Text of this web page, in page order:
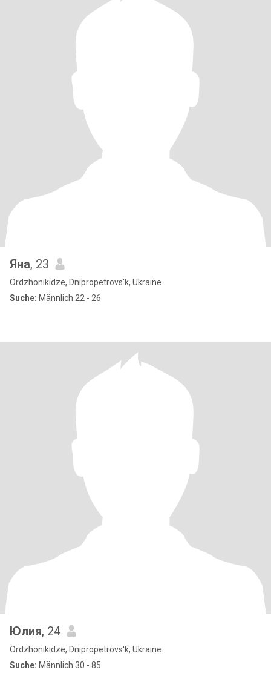
Яна, 23
Ordzhonikidze, Dnipropetrovs'k, Ukraine
Suche: Männlich 22 - 26
Юлия, 24
Ordzhonikidze, Dnipropetrovs'k, Ukraine
Suche: Männlich 30 - 85